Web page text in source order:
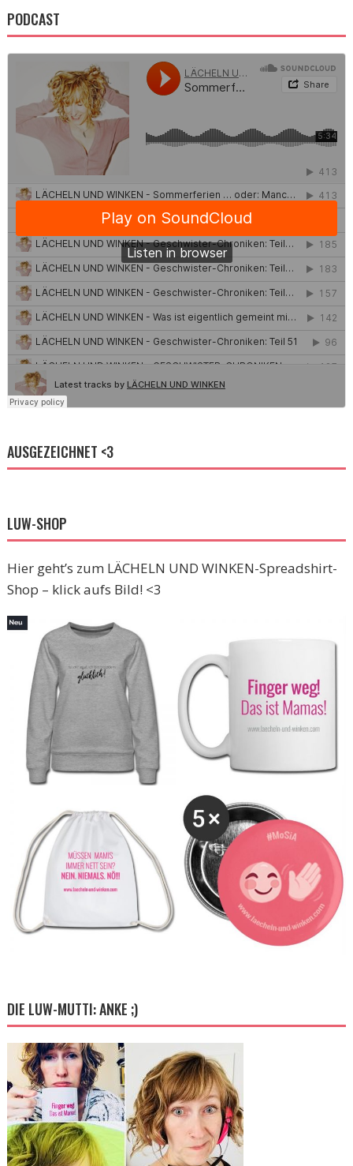
PODCAST
AUSGEZEICHNET <3
LUW-SHOP
Hier geht’s zum LÄCHELN UND WINKEN-Spreadshirt-
Shop – klick aufs Bild! <3
DIE LUW-MUTTI: ANKE ;)